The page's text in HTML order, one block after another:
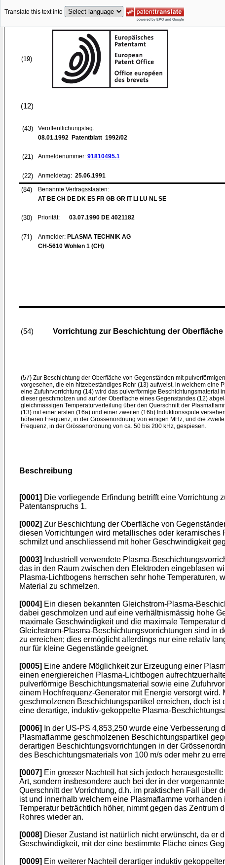
Translate this text into
(19)
(12)
(43)
Veröffentlichungstag:
08.01.1992 Patentblatt 1992/02
(21) Anmeldenummer: 91810495.1
(22) Anmeldetag: 25.06.1991
(84)
Benannte Vertragsstaaten:
AT BE CH DE DK ES FR GB GR IT LI LU NL SE
(30) Priorität: 03.07.1990 DE 4021182
(71) Anmelder: PLASMA TECHNIK AG
CH-5610 Wohlen 1 (CH)
(54) Vorrichtung zur Beschichtung der
(57) Zur Beschichtung der Oberfläche von Gegenständen mit
vorgesehen, die ein hitzebeständiges Rohr (13) aufweist, in welchem eine
eine Zufuhrvorrichtung (14) wird das pulverförmige Beschichtungsmaterial
dieser geschmolzen und auf der Oberfläche eines Gegenstandes (12)
gleichmässigen Temperaturverteilung über den Querschnitt der
(13) mit einer ersten (16a) und einer zweiten (16b) Induktionsspule
höheren Frequenz, in der Grössenordnung von einigen MHz, und die
Frequenz, in der Grössenordnung von ca. 50 bis 200 kHz, gespiesen.
Beschreibung
[0001] Die vorliegende Erfindung betrifft eine Vorrichtung
Patentanspruchs 1.
[0002] Zur Beschichtung der Oberfläche von
diesen Vorrichtungen wird metallisches oder
schmilzt und anschliessend mit hoher Geschwindigkeit
[0003]
Industriell verwendete Plasma-
das in den Raum zwischen den Elektroden eingeblasen
Plasma-Lichtbogens herrschen sehr hohe
Material zu schmelzen.
[0004] Ein diesen bekannten Gleichstrom-Plasma-
dabei geschmolzen und auf eine verhältnismässig hohe
maximale Geschwindigkeit und die maximale
Gleichstrom-Plasma-Beschichtungsvorrichtungen sind in
zu erreichen; dies ermöglicht allerdings nur eine relativ
nur für kleine Gegenstände geeignet.
[0005] Eine andere Möglichkeit zur Erzeugung einer
einen energiereichen Plasma-Lichtbogen
pulverförmige Beschichtungsmaterial sowie eine
einem Hochfrequenz-Generator mit Energie versorgt
geschmolzenen Beschichtungspartikel erreichen, doch
eine derartige, induktiv-gekoppelte Plasma-
[0006]
In der US-PS 4,853,250 wurde eine
Plasmaflamme geschmolzenen Beschichtungspartikel
derartigen Beschichtungsvorrichtungen in der
des Beschichtungsmaterials von 100 m/s oder mehr zu
[0007] Ein grosser Nachteil hat sich jedoch
Art, sondern insbesondere auch bei der in der
Querschnitt der Vorrichtung, d.h. im praktischen Fall über
ist und innerhalb welchem eine Plasmaflamme
Temperatur beträchtlich höher, nimmt gegen das
Rohres wieder an.
[0008] Dieser Zustand ist natürlich nicht erwünscht, da er
Geschwindigkeit, mit der eine bestimmte Fläche eines
[0009] Ein weiterer Nachteil derartiger induktiv